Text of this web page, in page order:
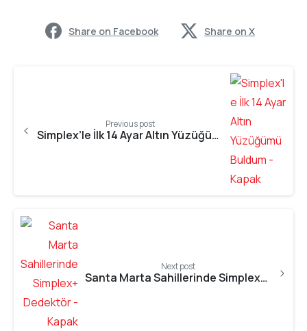
Share on Facebook Share on X
Previous post
Simplex’le İlk 14 Ayar Altın Yüzüğümü Buldum
Next post
Santa Marta Sahillerinde Simplex+ Dedektör